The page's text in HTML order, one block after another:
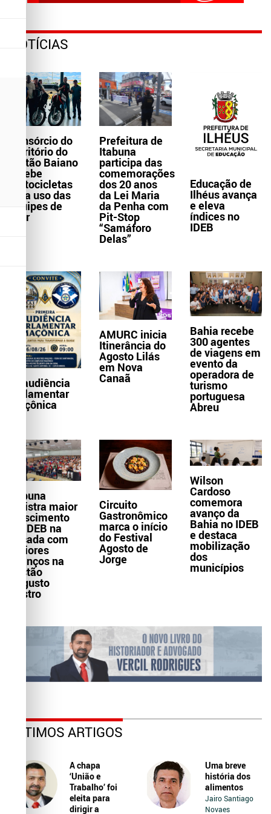
NOTÍCIAS
Consórcio do
Território do
Sertão Baiano
recebe
motocicletas
para uso das
equipes de
Ater
Prefeitura de
Itabuna
participa das
comemorações
dos 20 anos
da Lei Maria
da Penha com
Pit-Stop
“Samáforo
Delas”
Educação de
Ilhéus avança
e eleva
índices no
IDEB
1ª audiência
parlamentar
maçônica
AMURC inicia
Itinerância do
Agosto Lilás
em Nova
Canaã
Bahia recebe
300 agentes
de viagens em
evento da
operadora de
turismo
portuguesa
Abreu
Itabuna
registra maior
crescimento
do IDEB na
década com
maiores
avanços na
gestão
Augusto
Castro
Circuito
Gastronômico
marca o início
do Festival
Agosto de
Jorge
Wilson
Cardoso
comemora
avanço da
Bahia no IDEB
e destaca
mobilização
dos
municípios
ÚLTIMOS ARTIGOS
A chapa
‘União e
Trabalho’ foi
eleita para
dirigir a
Uma breve
história dos
alimentos
Jairo Santiago
Novaes